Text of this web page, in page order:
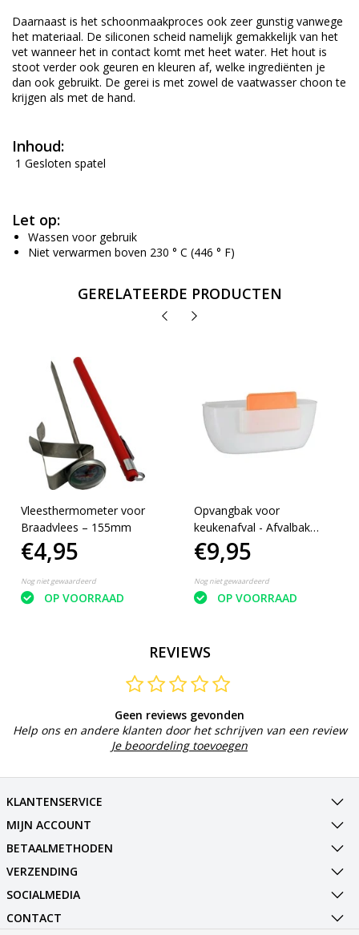
Daarnaast is het schoonmaakproces ook zeer gunstig vanwege
het materiaal. De siliconen scheid namelijk gemakkelijk van het
vet wanneer het in contact komt met heet water. Het hout is
stoot verder ook geuren en kleuren af, welke ingrediënten je
dan ook gebruikt. De gerei is met zowel de vaatwasser choon te
krijgen als met de hand.
Inhoud:
1 Gesloten spatel
Let op:
Wassen voor gebruik
Niet verwarmen boven 230 ° C (446 ° F)
GERELATEERDE PRODUCTEN
Vleesthermometer voor
Braadvlees – 155mm
€4,95
Nog niet gewaardeerd
OP VOORRAAD
Opvangbak voor
keukenafval - Afvalbak
met spatel - 2 liter -
€9,95
Nog niet gewaardeerd
OP VOORRAAD
REVIEWS
Geen reviews gevonden
Help ons en andere klanten door het schrijven van een review
Je beoordeling toevoegen
KLANTENSERVICE
MIJN ACCOUNT
BETAALMETHODEN
VERZENDING
SOCIALMEDIA
CONTACT